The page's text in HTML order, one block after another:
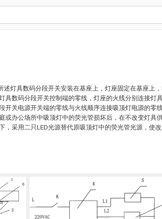
述灯具数码分段开关安装在基座上，灯座固定在基座上，
具数码分段开关控制端的零线，灯座的火线分别连接灯
开关电源开关端的零线与火线顺序连接吸顶灯电源的零
或办公场所中吸顶灯中的荧光管损坏后，在不改变灯具
，采用二只LED光源替代原吸顶灯中的荧光管光源，使